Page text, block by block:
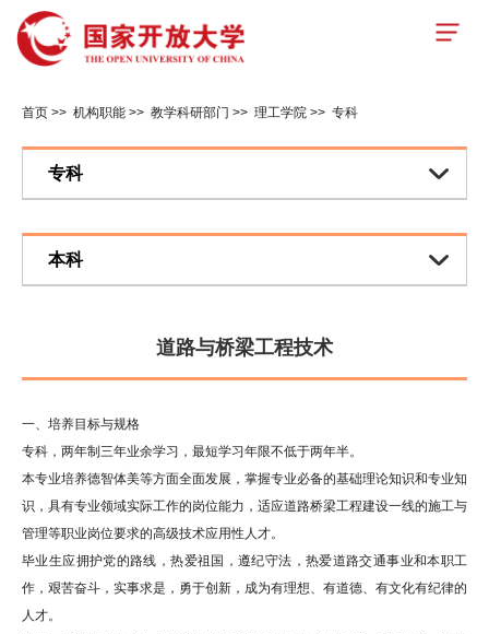
首页 >> 机构职能 >> 教学科研部门 >> 理工学院 >> 专科
专科
本科
道路与桥梁工程技术
一、培养目标与规格
专科，两年制三年业余学习，最短学习年限不低于两年半。
本专业培养德智体美等方面全面发展，掌握专业必备的基础理论知识和专业知
识，具有专业领域实际工作的岗位能力，适应道路桥梁工程建设一线的施工与
管理等职业岗位要求的高级技术应用性人才。
毕业生应拥护党的路线，热爱祖国，遵纪守法，热爱道路交通事业和本职工
作，艰苦奋斗，实事求是，勇于创新，成为有理想、有道德、有文化有纪律的
人才。